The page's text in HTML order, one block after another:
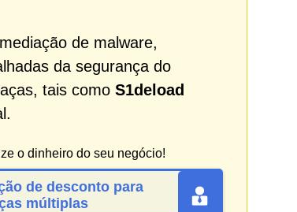
de malware,
da segurança do
tais como S1deload
o dinheiro do seu negócio!
de desconto para
múltiplas